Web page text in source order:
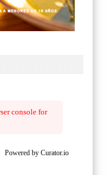
console for
Powered by Curator.io